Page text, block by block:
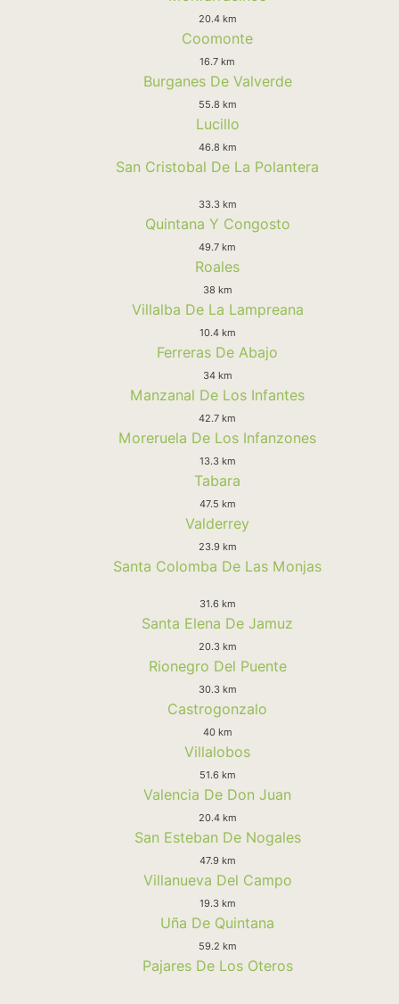
20.4 km
Coomonte
16.7 km
Burganes De Valverde
55.8 km
Lucillo
46.8 km
San Cristobal De La Polantera
33.3 km
Quintana Y Congosto
49.7 km
Roales
38 km
Villalba De La Lampreana
10.4 km
Ferreras De Abajo
34 km
Manzanal De Los Infantes
42.7 km
Moreruela De Los Infanzones
13.3 km
Tabara
47.5 km
Valderrey
23.9 km
Santa Colomba De Las Monjas
31.6 km
Santa Elena De Jamuz
20.3 km
Rionegro Del Puente
30.3 km
Castrogonzalo
40 km
Villalobos
51.6 km
Valencia De Don Juan
20.4 km
San Esteban De Nogales
47.9 km
Villanueva Del Campo
19.3 km
Uña De Quintana
59.2 km
Pajares De Los Oteros